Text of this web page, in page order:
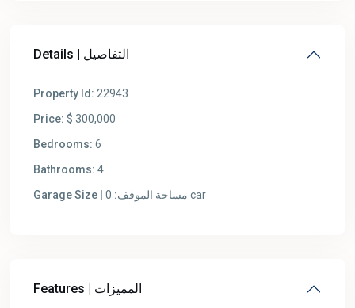
Details | التفاصيل
Property Id: 22943
Price: $ 300,000
Bedrooms: 6
Bathrooms: 4
Garage Size | مساحة الموقف: 0 car
Features | المميزات